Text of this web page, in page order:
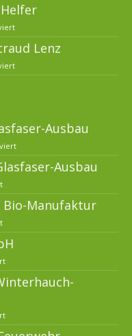
Lenz
Ausbau
Ausbau
Bio-Manufaktur